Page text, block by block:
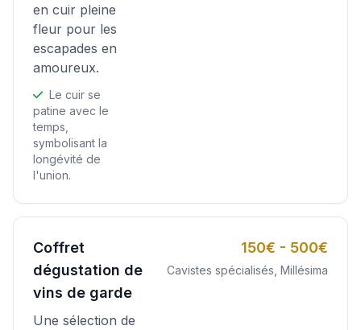
en cuir pleine
fleur pour les
escapades en
amoureux.
Le cuir se
patine avec le
temps,
symbolisant la
longévité de
l'union.
Coffret
dégustation de
vins de garde
Une sélection de
150€ - 500€
Cavistes spécialisés, Millésima